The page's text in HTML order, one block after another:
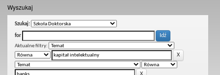
Wyszukaj
Szukaj:
for
Aktualne filtry: